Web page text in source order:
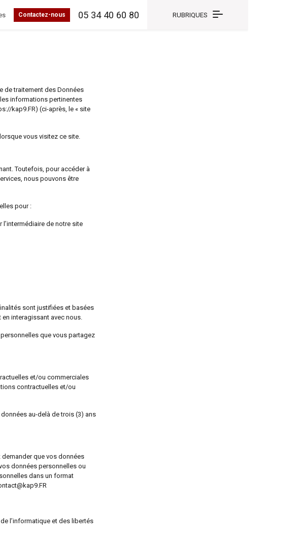
Contactez-nous 05 34 40 60 80 RUBRIQUES
de traitement des Données
informations pertinentes
kap9.FR) (ci-après, le « site
vous visitez ce site.
Toutefois, pour accéder à
nous pouvons être
pour :
de notre site
sont justifiées et basées
interagissant avec nous.
que vous partagez
et/ou commerciales
contractuelles et/ou
au-delà de trois (3) ans
demander que vos données
données personnelles ou
dans un format
l’informatique et des libertés